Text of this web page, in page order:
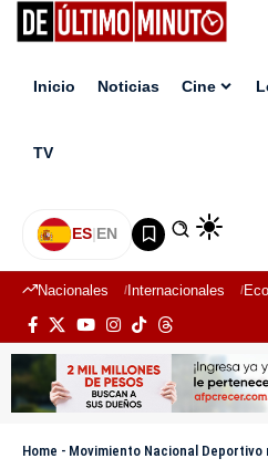
Inicio Noticias Cine
TV
ES|EN
Nacionales Internacionales
Home - Movimiento Nacional Deportivo recorre junto al